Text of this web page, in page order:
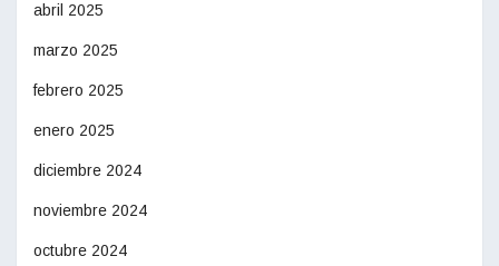
abril 2025
marzo 2025
febrero 2025
enero 2025
diciembre 2024
noviembre 2024
octubre 2024